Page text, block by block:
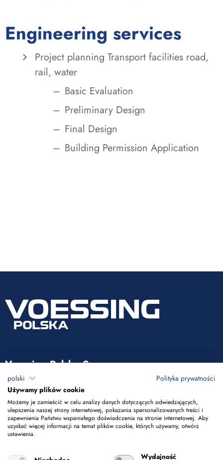
Engineering services
Project planning Transport facilities road,
rail, water
Basic Evaluation
Preliminary Design
Final Design
Building Permission Application
Voessing Polska Sp. z o.o.
ul. Tadeusza Kościuszki 53
85-079 Bydgoszcz
+48 52 365 50 10
info@voessing.pl
polski
Polityka prywatności
Używamy plików cookie
Możemy je zamieścić w celu analizy danych dotyczących odwiedzających,
ulepszenia naszej strony internetowej, pokazania spersonalizowanych treści i
zapewnienia Państwu wspaniałego doświadczenia na stronie internetowej. Aby
uzyskać więcej informacji na temat plików cookie, których używamy, otwórz
ustawienia.
Wydajność